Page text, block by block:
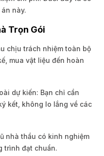
này.
Trọn Gói
chịu trách nhiệm toàn bộ
mua vật liệu đến hoàn
dự kiến: Bạn chỉ cần
kết, không lo lắng về các
nhà thầu có kinh nghiệm
trình đạt chuẩn.